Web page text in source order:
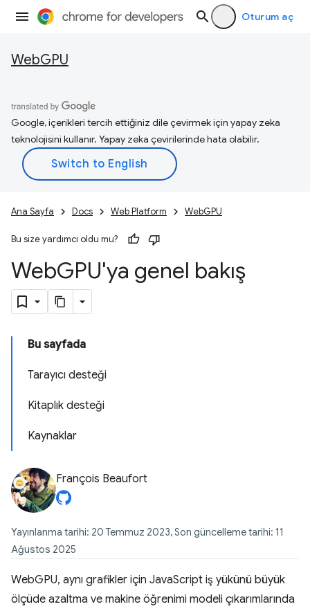
Oturum aç
WebGPU
Google, içerikleri tercih ettiğiniz dile çevirmek için yapay zeka
teknolojisini kullanır. Yapay zeka çevirilerinde hata olabilir.
Ana Sayfa Docs Web Platform WebGPU
Bu size yardımcı oldu mu?
WebGPU'ya genel bakış
Bu sayfada
Tarayıcı desteği
Kitaplık desteği
Kaynaklar
François Beaufort
Yayınlanma tarihi: 20 Temmuz 2023, Son güncelleme tarihi: 11
Ağustos 2025
WebGPU, aynı grafikler için JavaScript iş yükünü büyük
ölçüde azaltma ve makine öğrenimi modeli çıkarımlarında